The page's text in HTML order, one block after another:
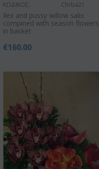
ΚΩΔΙΚΟΣ: Chrba21
Ilex and pussy willow salix
compined with season flowers
in basket
€160.00